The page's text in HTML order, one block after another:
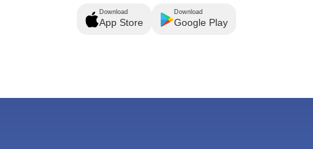
Download
App Store
Download
Google Play